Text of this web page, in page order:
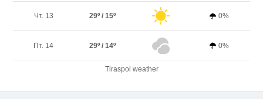
Чт. 13 29º / 15º 0%
Пт. 14 29º / 14º 0%
Tiraspol weather